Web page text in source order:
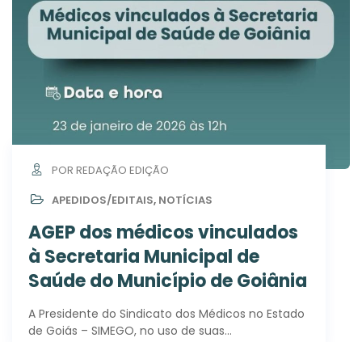
POR REDAÇÃO EDIÇÃO
APEDIDOS/EDITAIS, NOTÍCIAS
AGEP dos médicos vinculados
à Secretaria Municipal de
Saúde do Município de Goiânia
A Presidente do Sindicato dos Médicos no Estado
de Goiás – SIMEGO, no uso de suas…